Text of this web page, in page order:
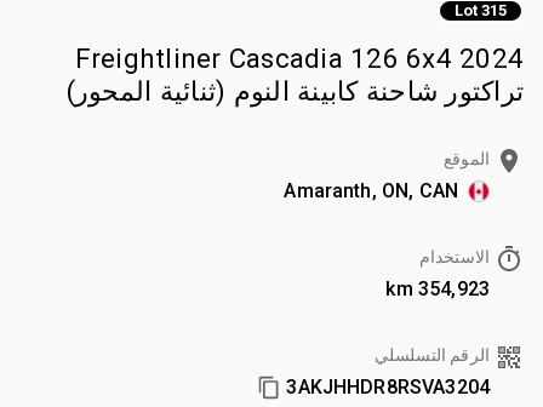
Lot 315
2024 Freightliner Cascadia 126 6x4
تراكتور شاحنة كابينة النوم (ثنائية المحور)
الموقع
Amaranth, ON, CAN
الاستخدام
354,923 km
الرقم التسلسلي
3AKJHHDR8RSVA3204